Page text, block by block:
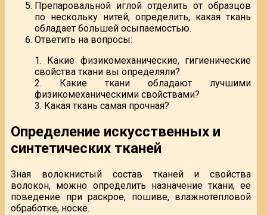
Препаровальной иглой отделить от образцов
по нескольку нитей, определить, какая ткань
обладает большей осыпаемостью.
Ответить на вопросы:
1. Какие физикомеханические, гигиенические
свойства ткани вы определяли?
2. Какие ткани обладают лучшими
физикомеханическими свойствами?
3. Какая ткань самая прочная?
Определение искусственных и
синтетических тканей
Зная волокнистый состав тканей и свойства
волокон, можно определить назначение ткани, ее
поведение при раскрое, пошиве, влажнотепловой
обработке, носке.